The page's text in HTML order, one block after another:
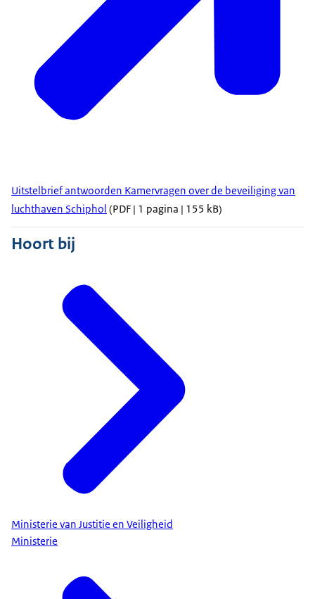
Uitstelbrief antwoorden Kamervragen over de beveiliging van
luchthaven Schiphol (PDF | 1 pagina | 155 kB)
Hoort bij
Ministerie van Justitie en Veiligheid
Ministerie